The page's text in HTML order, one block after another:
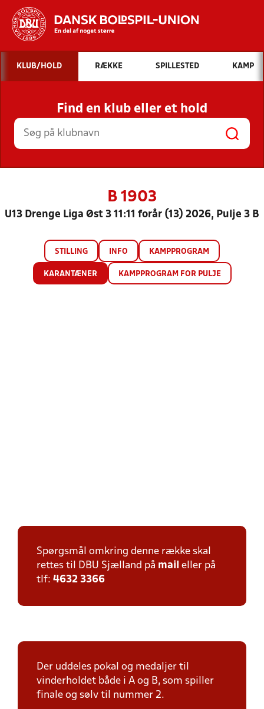
Hvad vil du søge efter?
INDHOLD OG NYHEDER
STILLINGER, RESULTATER, KLUBBER OG
HOLD
KLUB/HOLD RÆKKE SPILLESTED KAMP
Find en klub eller et hold
B 1903
U13 Drenge Liga Øst 3 11:11 forår (13) 2026, Pulje 3 B
STILLING INFO KAMPPROGRAM
KARANTÆNER KAMPPROGRAM FOR PULJE
Spørgsmål omkring denne række skal
rettes til DBU Sjælland på mail eller på
tlf: 4632 3366
Der uddeles pokal og medaljer til
vinderholdet både i A og B, som spiller
finale og sølv til nummer 2.